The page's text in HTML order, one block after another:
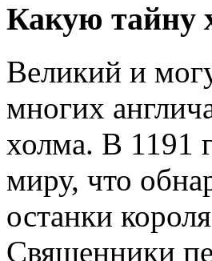
Какую тайну
Великий и
многих
холма. В 1191
миру, что
останки
Священники